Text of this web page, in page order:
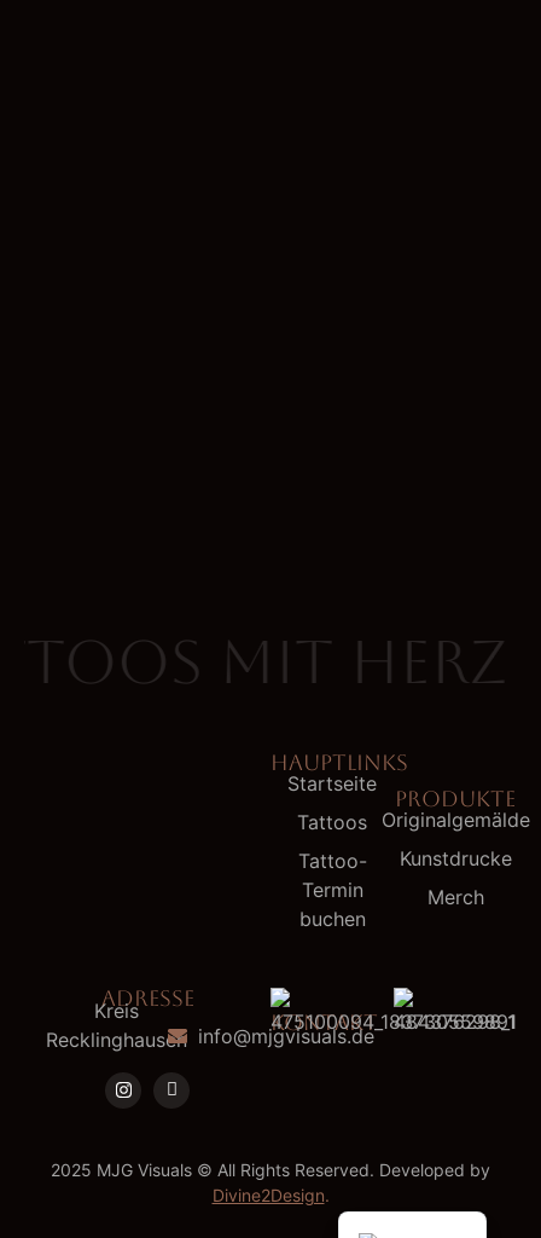
2025 MJG Visuals © All Rights Reserved. Developed by
Divine2Design.
HAUPTLINKS
Startseite
Tattoos
Tattoo-
Termin
buchen
PRODUKTE
Originalgemälde
Kunstdrucke
Merch
ADRESSE
Kreis
Recklinghausen
KONTAKT
info@mjgvisuals.de
mit Herz